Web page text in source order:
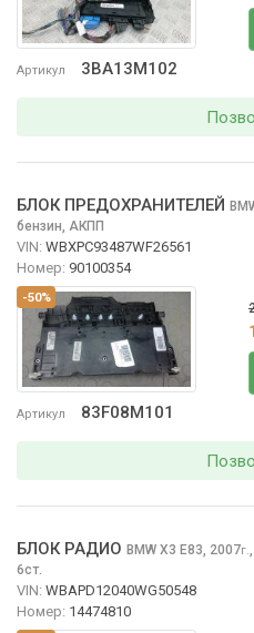
Артикул 3BA13M102
-50%
Артикул 83F08M101
БЛОК ПРЕДОХРАНИТЕЛЕЙ
бензин, АКПП
VIN: WBXPC93487WF26561
Номер: 90100354
БЛОК РАДИО BMW X3 E83, 2007г.,
6ст.
VIN: WBAPD12040WG50548
Номер: 14474810